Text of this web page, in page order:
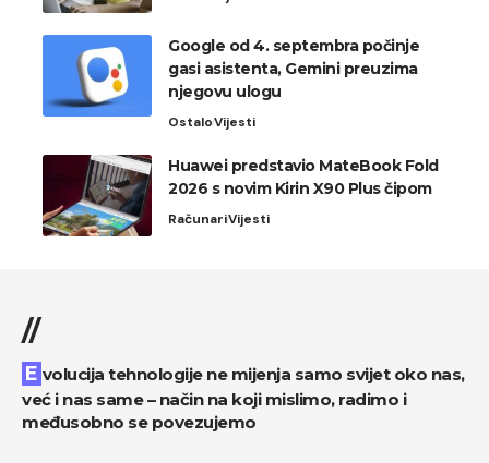
Google od 4. septembra počinje
gasi asistenta, Gemini preuzima
njegovu ulogu
OstaloVijesti
Huawei predstavio MateBook Fold
2026 s novim Kirin X90 Plus čipom
RačunariVijesti
//
Evolucija tehnologije ne mijenja samo svijet oko nas,
već i nas same – način na koji mislimo, radimo i
međusobno se povezujemo